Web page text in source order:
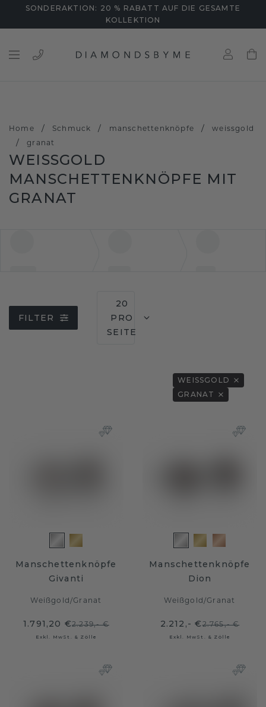
SONDERAKTION: 20 % RABATT AUF DIE GESAMTE
KOLLEKTION
Home / Schmuck / manschettenknöpfe / weissgold
/ granat
WEISSGOLD M
ANSCHETTENKNÖPFE MIT G
RANAT
FILTER
20
PRO
SEITE
WEISSGOLD
GRANAT
Manschettenknöpfe
Givanti
Weißgold/Granat
1.791,20 €2.239,- €
Exkl. MwSt. & Zölle
Manschettenknöpfe
Dion
Weißgold/Granat
2.212,- €2.765,- €
Exkl. MwSt. & Zölle